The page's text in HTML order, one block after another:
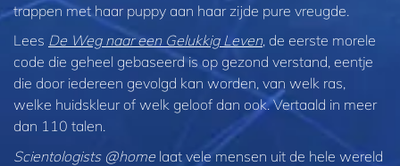
trappen met haar puppy aan haar zijde pure vreugde.
Lees De Weg naar een Gelukkig Leven, de eerste morele
code die geheel gebaseerd is op gezond verstand, eentje
die door iedereen gevolgd kan worden, van welk ras,
welke huidskleur of welk geloof dan ook. Vertaald in meer
dan 110 talen.
Scientologists @home laat vele mensen uit de hele wereld